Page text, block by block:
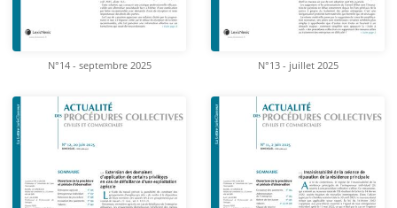
N°14 - septembre 2025 N°13 - juillet 2025